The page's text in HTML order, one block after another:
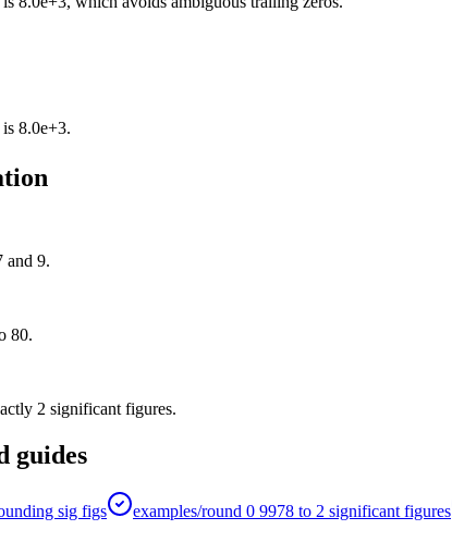
8.0e+3.
and 9.
80.
2 significant figures.
guides
sig figs
examples/round 0 9978 to 2 significant figures